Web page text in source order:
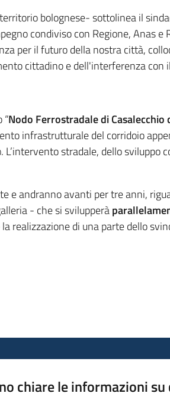
bolognese- sottolinea il
condiviso con Regione, Anas
per il futuro della nostra città,
cittadino e dell'interferenza con
“Nodo Ferrostradale di Casalecchio
infrastrutturale del corridoio
stradale, dello sviluppo
e andranno avanti per tre anni,
- che si svilupperà
realizzazione di una parte dello
chiare le informazioni su